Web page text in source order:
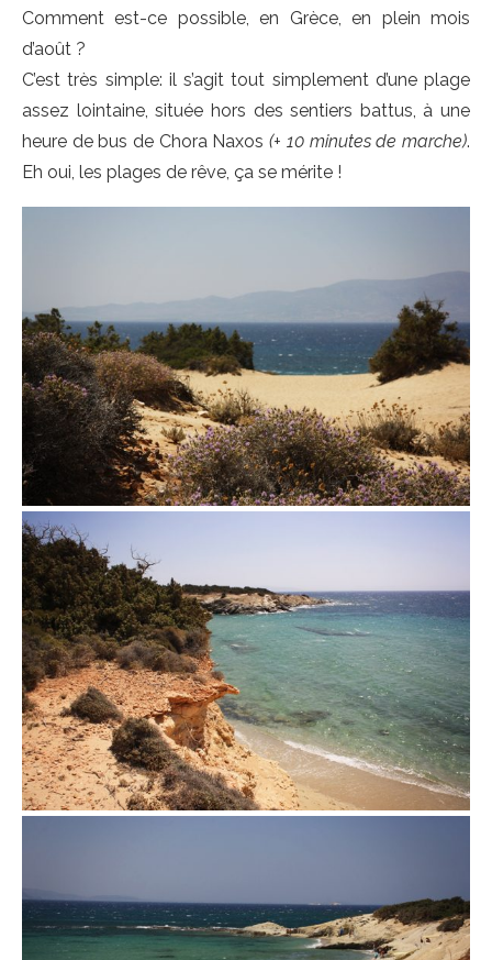
Comment est-ce possible, en Grèce, en plein mois
d’août ?
C’est très simple: il s’agit tout simplement d’une plage
assez lointaine, située hors des sentiers battus, à une
heure de bus de Chora Naxos(+ 10 minutes de marche).
Eh oui, les plages de rêve, ça se mérite !